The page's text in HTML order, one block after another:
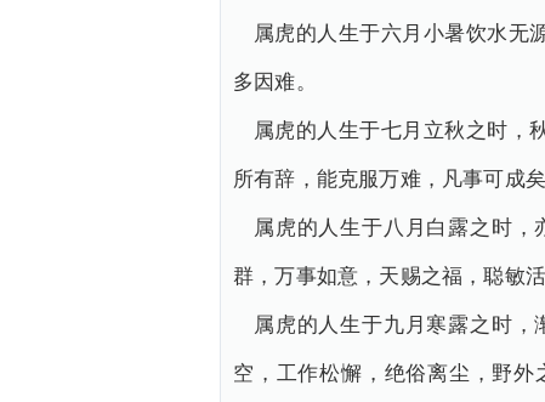
属虎的人生于六月小暑饮水无
多因难。
属虎的人生于七月立秋之时，
所有辞，能克服万难，凡事可成矣
属虎的人生于八月白露之时
群，万事如意，天赐之福，聪敏
属虎的人生于九月寒露之时
空，工作松懈，绝俗离尘，野